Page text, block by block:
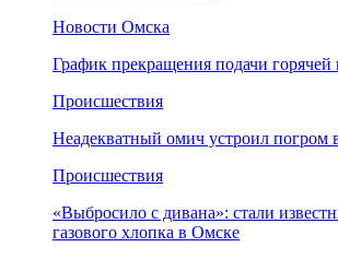
Новости Омска
График прекращения подачи
Происшествия
Неадекватный омич устроил погром
Происшествия
«Выбросило с дивана»: стали
газового хлопка в Омске